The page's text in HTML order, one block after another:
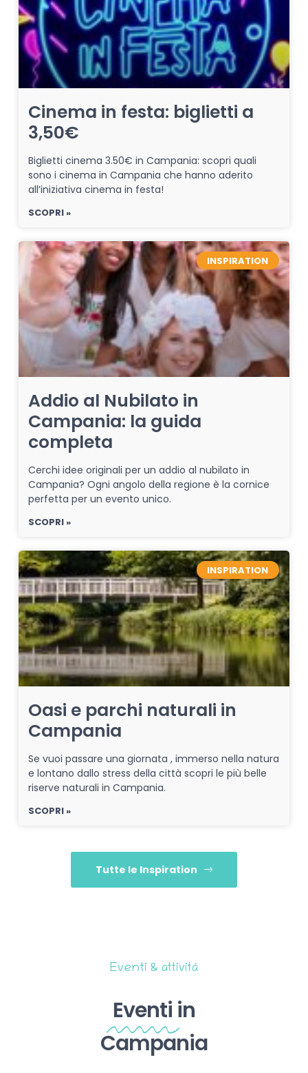
Cinema in festa: biglietti a
3,50€
Biglietti cinema 3.50€ in Campania: scopri quali
sono i cinema in Campania che hanno aderito
all’iniziativa cinema in festa!
SCOPRI »
INSPIRATION
Addio al Nubilato in
Campania: la guida
completa
Cerchi idee originali per un addio al nubilato in
Campania? Ogni angolo della regione è la cornice
perfetta per un evento unico.
SCOPRI »
INSPIRATION
Oasi e parchi naturali in
Campania
Se vuoi passare una giornata , immerso nella natura
e lontano dallo stress della città scopri le più belle
riserve naturali in Campania.
SCOPRI »
Tutte le Inspiration
Eventi & attività
Eventi in
Campania